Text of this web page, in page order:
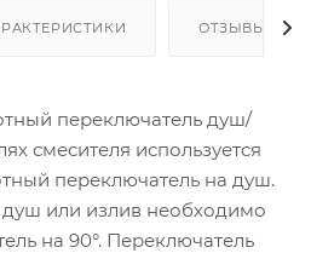
ОТЗЫВЫ
переключатель душ/
смесителя используется
переключатель на душ.
или излив необходимо
на 90°. Переключатель